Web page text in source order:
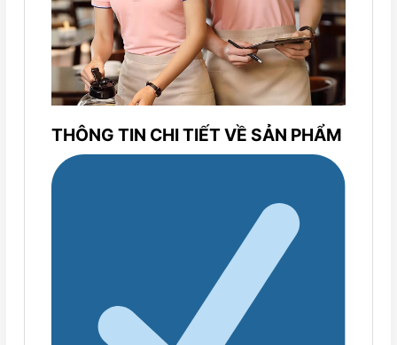
THÔNG TIN CHI TIẾT VỀ SẢN PHẨM